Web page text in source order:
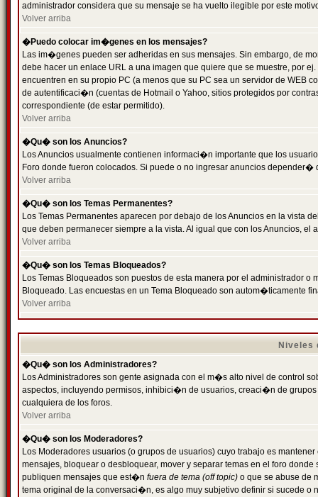
administrador considera que su mensaje se ha vuelto ilegible por este
Volver arriba
�Puedo colocar im�genes en los mensajes?
Las im�genes pueden ser adheridas en sus mensajes. Sin embargo, de
debe hacer un enlace URL a una imagen que quiere que se muestre, por
encuentren en su propio PC (a menos que su PC sea un servidor de
de autentificaci�n (cuentas de Hotmail o Yahoo, sitios protegidos por
correspondiente (de estar permitido).
Volver arriba
�Qu� son los Anuncios?
Los Anuncios usualmente contienen informaci�n importante que los
Foro donde fueron colocados. Si puede o no ingresar anuncios
Volver arriba
�Qu� son los Temas Permanentes?
Los Temas Permanentes aparecen por debajo de los Anuncios en la
que deben permanecer siempre a la vista. Al igual que con los Anuncios,
Volver arriba
�Qu� son los Temas Bloqueados?
Los Temas Bloqueados son puestos de esta manera por el administrador
Bloqueado. Las encuestas en un Tema Bloqueado son autom�ticamente
Volver arriba
Niveles
�Qu� son los Administradores?
Los Administradores son gente asignada con el m�s alto nivel de control
aspectos, incluyendo permisos, inhibici�n de usuarios, creaci�n de
cualquiera de los foros.
Volver arriba
�Qu� son los Moderadores?
Los Moderadores usuarios (o grupos de usuarios) cuyo trabajo es
mensajes, bloquear o desbloquear, mover y separar temas en el foro
publiquen mensajes que est�n fuera de tema (off topic) o que se abuse de
tema original de la conversaci�n, es algo muy subjetivo definir si sucede